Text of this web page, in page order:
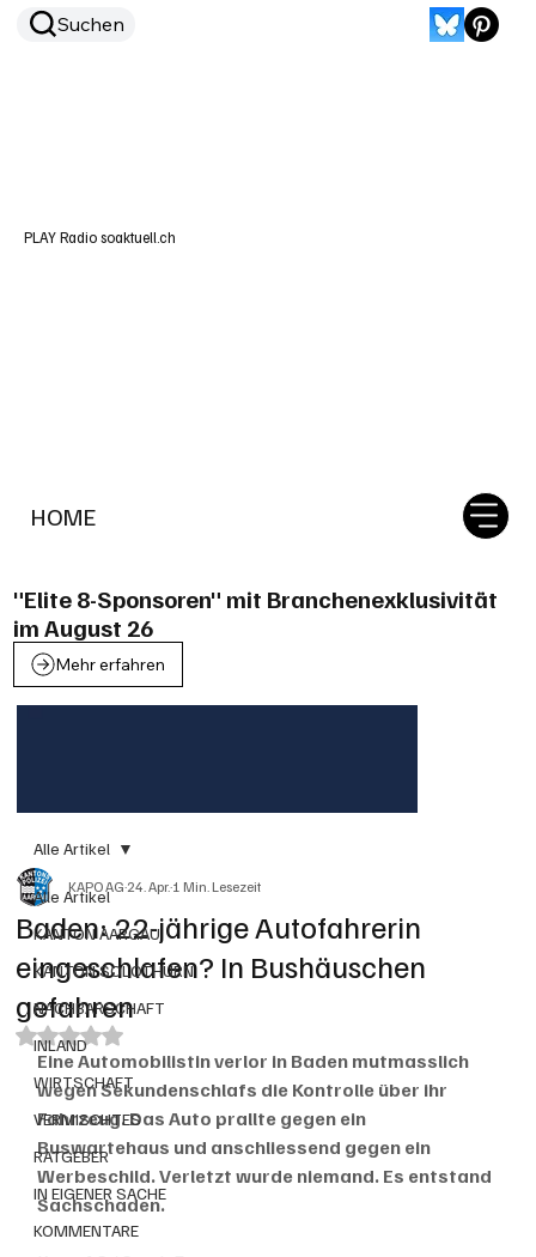
HOME
Suchen
PLAY Radio soaktuell.ch
"Elite 8-Sponsoren" mit Branchenexklusivität
im August 26
Mehr erfahren
Alle Artikel
KANTON AARGAU
KANTON SOLOTHURN
NACHBARSCHAFT
INLAND
WIRTSCHAFT
VERMISCHTES
RATGEBER
IN EIGENER SACHE
KOMMENTARE
Alle Artikel
Baden: 22-jährige Autofahrerin
eingeschlafen? In Bushäuschen
gefahren
KAPO AG24. Apr.1 Min. Lesezeit
Mit NaN von 5 Sternen bewertet.
Eine Automobilistin verlor in Baden mutmasslich
wegen Sekundenschlafs die Kontrolle über ihr
Fahrzeug. Das Auto prallte gegen ein
Buswartehaus und anschliessend gegen ein
Werbeschild. Verletzt wurde niemand. Es entstand
Sachschaden.